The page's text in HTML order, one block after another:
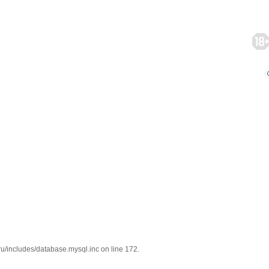
includes/database.mysql.inc on line 172.